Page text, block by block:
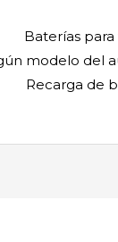
Baterías
modelo del
Recarga de